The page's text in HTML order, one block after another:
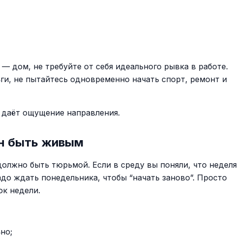
дом, не требуйте от себя идеального рывка в работе.
не пытайтесь одновременно начать спорт, ремонт и
ощущение направления.
быть живым
быть тюрьмой. Если в среду вы поняли, что неделя
ждать понедельника, чтобы “начать заново”. Просто
недели.